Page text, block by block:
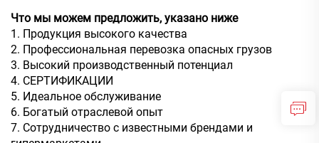
Что мы можем предложить, указано ниже
1. Продукция высокого качества
2. Профессиональная перевозка опасных грузов
3. Высокий производственный потенциал
4. СЕРТИФИКАЦИИ
5. Идеальное обслуживание
6. Богатый отраслевой опыт
7. Сотрудничество с известными брендами и